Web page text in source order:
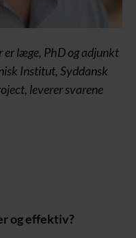
er læge, PhD og adjunkt
Institut, Syddansk
leverer svarene
og effektiv?